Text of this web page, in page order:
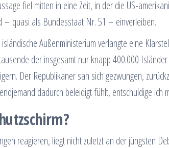
fiel mitten in eine Zeit, in der die US-
– quasi als Bundesstaat Nr. 51 – einverleiben.
Außenministerium verlangte eine
der insgesamt nur knapp 400.000
Der Republikaner sah sich gezwungen,
dadurch beleidigt fühlt, entschuldige ich
reagieren, liegt nicht zuletzt an der jüngsten